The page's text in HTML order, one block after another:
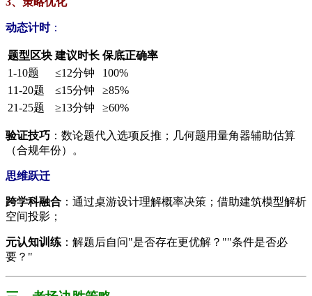
​动态计时​​：
题型区块 建议时长 保底正确率
1-10题
≤12分钟
100%
11-20题
≤15分钟
≥85%
21-25题
≥13分钟 ≥60%
​验证技巧​ ​：数论题代入选项反推；几何题用量角器辅助估算
（合规年份）。
​思维跃迁​
​跨学科融合​ ​：通过桌游设计理解概率决策；借助建筑模型解析
空间投影；
​元认知训练​ ​：解题后自问"是否存在更优解？""条件是否必
要？"